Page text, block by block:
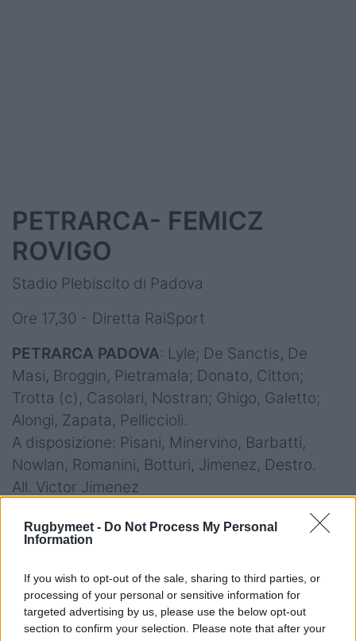
Rugbymeet - Do Not Process My Personal
Information
If you wish to opt-out of the sale, sharing to third parties, or
processing of your personal or sensitive information for
targeted advertising by us, please use the below opt-out
section to confirm your selection. Please note that after your
PETRARCA- FEMICZ
ROVIGO
Stadio Plebiscito di Padova
Ore 17,30 - Diretta RaiSport
PETRARCA PADOVA: Lyle; De Sanctis, De
Masi, Broggin, Pietramala; Donato, Citton;
Trotta (c), Casolari, Nostran; Ghigo, Galetto;
Alongi, Zapata, Pelliccioli.
A disposizione: Pisani, Minervino, Barbatti,
Nowlan, Romanini, Botturi, Jimenez, Destro.
All. Victor Jimenez
FEMICZ ROVIGO: Gesi; Lertora, Diederich
Ferrario (c.), Fisher, Bruno; Thomson, Oliver;
Pomaro, Giulian, Leccioli.
A disposizione: Frangini, Sanavia, Swanepoel,
Steolo, Sironi, Casado Sandri, Krsul, Elettri.